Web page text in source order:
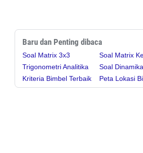
Baru dan Penting dibaca
Soal Matrix 3x3
Trigonometri Analitika
Kriteria Bimbel Terbaik
Soal Matrix
Soal
Peta Lokasi